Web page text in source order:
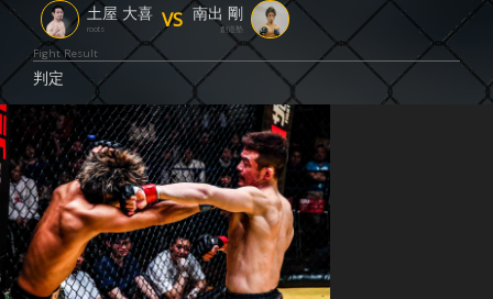
土屋 大喜
roots VS 南出 剛
創道塾
Fight Result
判定